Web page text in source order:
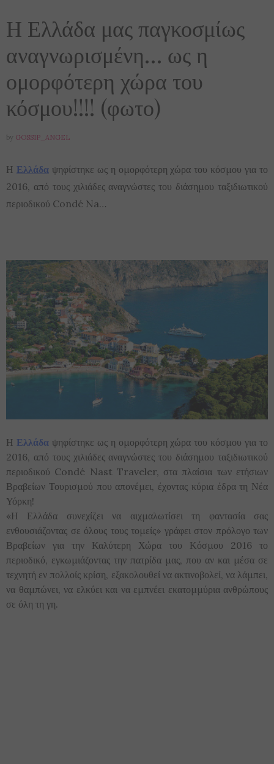
Η Ελλάδα μας παγκοσμίως
αναγνωρισμένη… ως η
ομορφότερη χώρα του
κόσμου!!!! (φωτο)
by GOSSIP_ANGEL
Η Ελλάδαψηφίστηκε ως η ομορφότερη χώρα του κόσμου για το
2016, από τους χιλιάδες αναγνώστες του διάσημου ταξιδιωτικού
περιοδικού Condé Na…
Η Ελλάδαψηφίστηκε ως η ομορφότερη χώρα του κόσμου για το
2016, από τους χιλιάδες αναγνώστες του διάσημου ταξιδιωτικού
περιοδικού Condé Nast Traveler, στα πλαίσια των ετήσιων
Βραβείων Τουρισμού που απονέμει, έχοντας κύρια έδρα τη Νέα
Υόρκη!
«Η Ελλάδα συνεχίζει να αιχμαλωτίσει τη φαντασία σας
ενθουσιάζοντας σε όλους τους τομείς» γράφει στον πρόλογο των
Βραβείων για την Καλύτερη Χώρα του Κόσμου 2016 το
περιοδικό, εγκωμιάζοντας την πατρίδα μας, που αν και μέσα σε
τεχνητή εν πολλοίς κρίση, εξακολουθεί να ακτινοβολεί, να λάμπει,
να θαμπώνει, να ελκύει και να εμπνέει εκατομμύρια ανθρώπους
σε όλη τη γη.